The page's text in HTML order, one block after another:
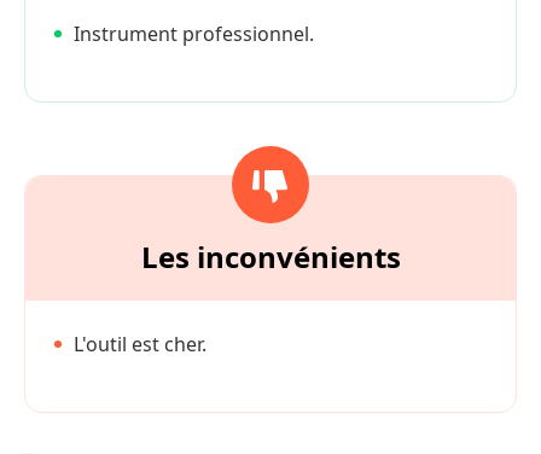
Instrument professionnel.
Les inconvénients
L'outil est cher.